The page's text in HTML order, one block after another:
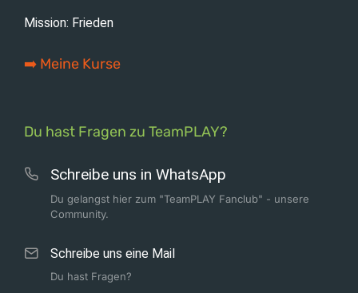
Mission: Frieden
➡️ Meine Kurse
Du hast Fragen zu TeamPLAY?
Schreibe uns in WhatsApp
Du gelangst hier zum "TeamPLAY Fanclub" - unsere
Community.
Schreibe uns eine Mail
Du hast Fragen?